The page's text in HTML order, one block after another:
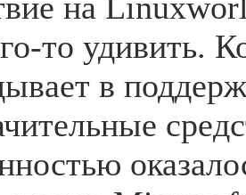
то удивить.
в